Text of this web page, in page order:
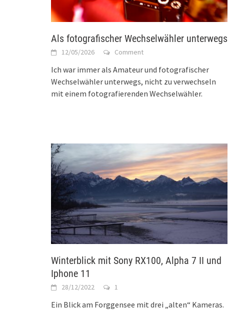
Als fotografischer Wechselwähler unterwegs
12/05/2026 Comment
Ich war immer als Amateur und fotografischer
Wechselwähler unterwegs, nicht zu verwechseln
mit einem fotografierenden Wechselwähler.
Winterblick mit Sony RX100, Alpha 7 II und
Iphone 11
28/12/2022 1
Ein Blick am Forggensee mit drei „alten“ Kameras.